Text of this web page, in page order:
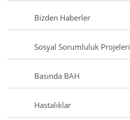
Bizden Haberler
Sosyal Sorumluluk Projeleri
Basında BAH
Hastalıklar